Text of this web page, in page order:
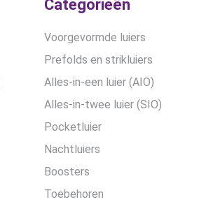
Categorieën
Voorgevormde luiers
Prefolds en strikluiers
Alles-in-een luier (AIO)
Alles-in-twee luier (SIO)
Pocketluier
Nachtluiers
Boosters
Toebehoren